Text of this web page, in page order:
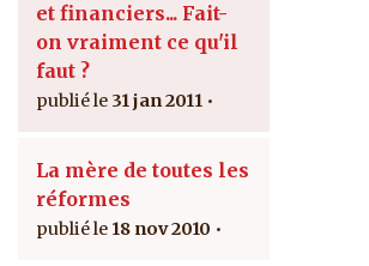
et financiers... Fait-
on vraiment ce qu'il
faut ?
31 jan 2011
La mère de toutes les
réformes
18 nov 2010